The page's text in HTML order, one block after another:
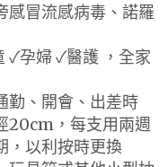
感冒流感病毒、諾羅
✓孕婦 ✓醫護 ，全家
勤、開會、出差時
20cm，每支用兩週
，以利按時更換